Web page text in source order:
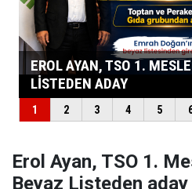
Erol Ayan, TSO 1.
Beyaz Listeden aday